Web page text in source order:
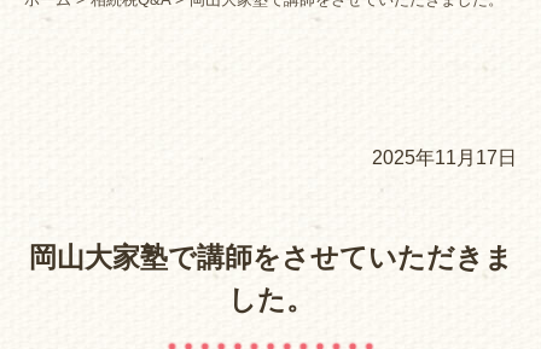
2025年11月17日
岡山大家塾で講師をさせていただきま
した。